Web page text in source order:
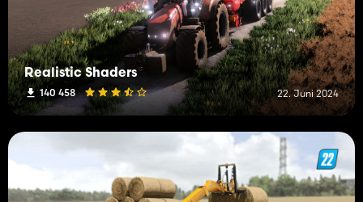
Realistic Shaders
140 458 22. Juni 2024